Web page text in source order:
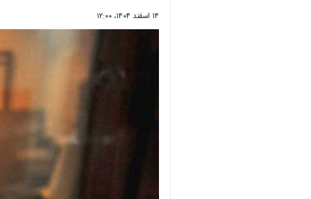
۱۴ اسفند ۱۴۰۴، ۱۲:۰۰